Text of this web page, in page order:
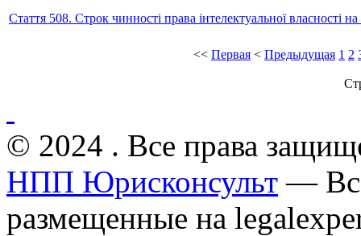
Стаття 508. Строк чинності права інтелектуальної власності
<< Первая < Предыдущая 1 2
© 2024 . Все права
НПП Юрисконсульт —
размещенные на